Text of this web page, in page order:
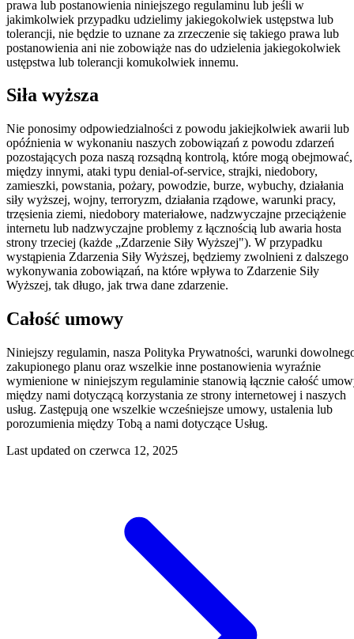
prawa lub postanowienia niniejszego regulaminu lub jeśli w
jakimkolwiek przypadku udzielimy jakiegokolwiek ustępstwa lub
tolerancji, nie będzie to uznane za zrzeczenie się takiego prawa lub
postanowienia ani nie zobowiąże nas do udzielenia jakiegokolwiek
ustępstwa lub tolerancji komukolwiek innemu.
Siła wyższa
Nie ponosimy odpowiedzialności z powodu jakiejkolwiek awarii lub
opóźnienia w wykonaniu naszych zobowiązań z powodu zdarzeń
pozostających poza naszą rozsądną kontrolą, które mogą obejmować,
między innymi, ataki typu denial-of-service, strajki, niedobory,
zamieszki, powstania, pożary, powodzie, burze, wybuchy, działania
siły wyższej, wojny, terroryzm, działania rządowe, warunki pracy,
trzęsienia ziemi, niedobory materiałowe, nadzwyczajne przeciążenie
internetu lub nadzwyczajne problemy z łącznością lub awaria hosta
strony trzeciej (każde „Zdarzenie Siły Wyższej"). W przypadku
wystąpienia Zdarzenia Siły Wyższej, będziemy zwolnieni z dalszego
wykonywania zobowiązań, na które wpływa to Zdarzenie Siły
Wyższej, tak długo, jak trwa dane zdarzenie.
Całość umowy
Niniejszy regulamin, nasza Polityka Prywatności, warunki
zakupionego planu oraz wszelkie inne postanowienia wyraźnie
wymienione w niniejszym regulaminie stanowią łącznie całość
między nami dotyczącą korzystania ze strony internetowej i naszych
usług. Zastępują one wszelkie wcześniejsze umowy, ustalenia lub
porozumienia między Tobą a nami dotyczące Usług.
Last updated on czerwca 12, 2025